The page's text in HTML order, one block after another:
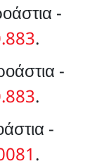
-
.
-
.
-
.